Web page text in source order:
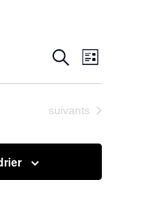
et
vues
Recherche
vues
Liste
Évènements
suivants